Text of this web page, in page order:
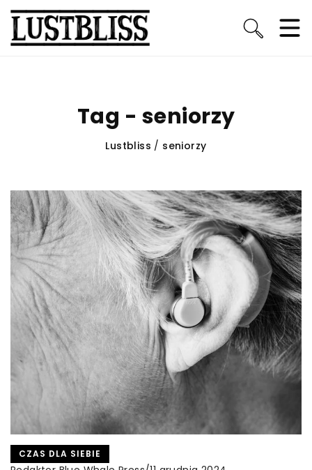
Tag - seniorzy
Lustbliss / seniorzy
CZAS DLA SIEBIE